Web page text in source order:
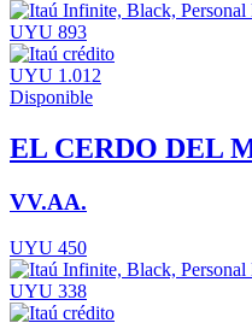
UYU 893
UYU 1.012
Disponible
EL CERDO DEL
VV.AA.
UYU 450
UYU 338